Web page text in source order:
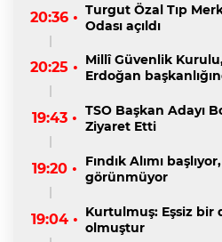
20:36 • Turgut Özal Tıp
Odası açıldı
20:25 • Millî Güvenlik
Erdoğan
19:43 • TSO Başkan Adayı
Ziyaret Etti
19:20 •
Fındık Alımı
görünmüyor
19:04 • Kurtulmuş: Eşsiz bir
olmuştur